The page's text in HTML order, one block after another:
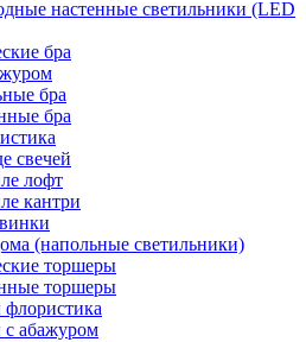
настенные светильники (LED
бра
бра
бра
свечей
лофт
кантри
(напольные светильники)
торшеры
торшеры
абажуром